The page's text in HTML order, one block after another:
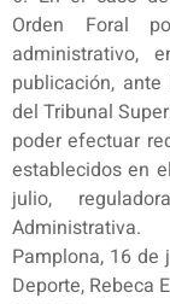
Orden Foral
administrativo,
publicación,
del Tribunal
poder efectuar
establecidos en
julio,
Administrativa.
Pamplona, 16 de
Deporte, Rebeca